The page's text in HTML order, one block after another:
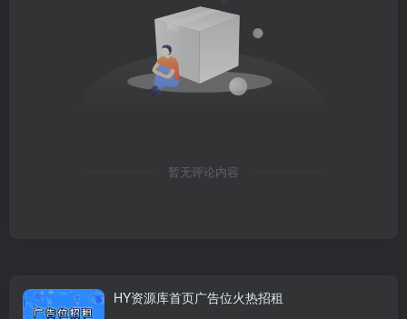
暂无评论内容
HY资源库首页广告位火热招租